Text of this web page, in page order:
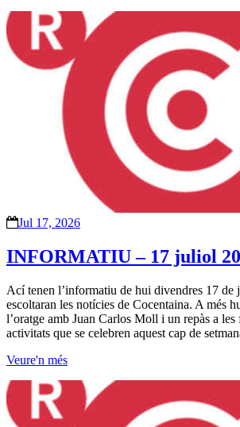
Jul 17, 2026
INFORMATIU – 17 juliol
Ací tenen l’informatiu de hui divendres 17 de
escoltaran les notícies de Cocentaina. A més
l’oratge amb Juan Carlos Moll i un repàs a les
activitats que se celebren aquest cap de
Veure'n més